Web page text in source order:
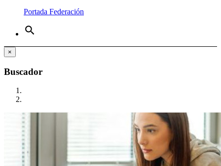
Portada Federación
search
×
Buscador